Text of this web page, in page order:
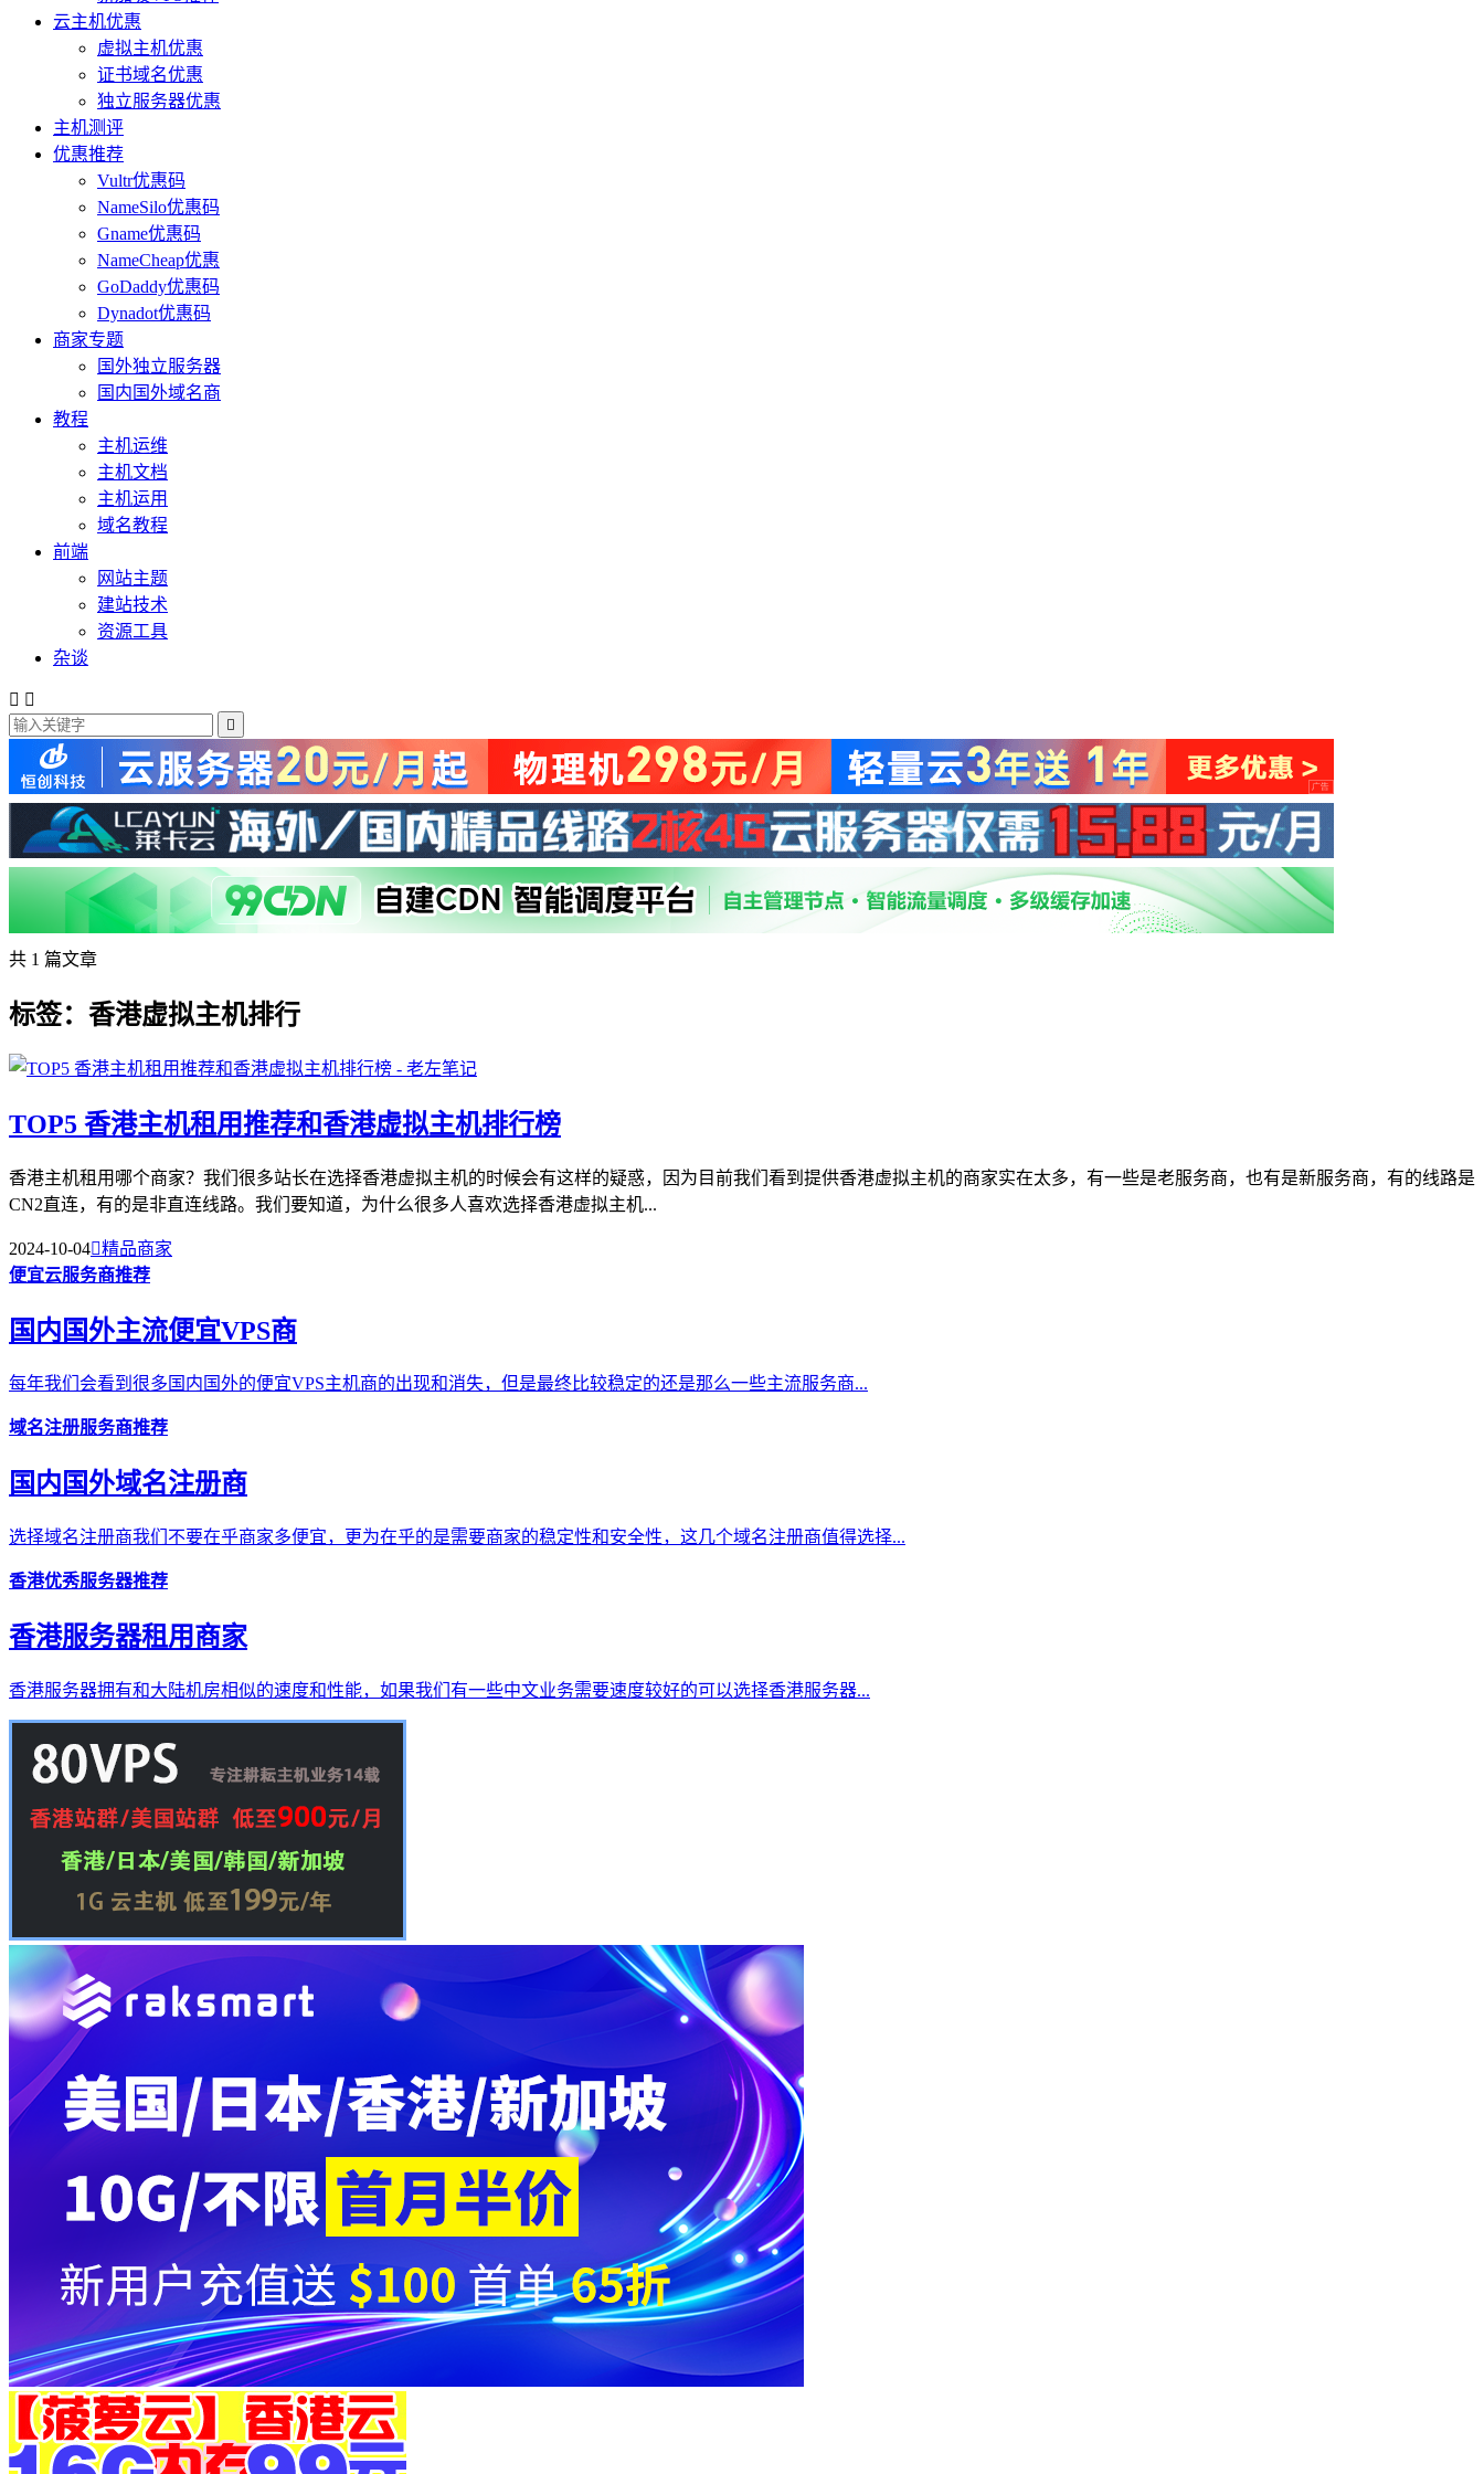
云主机优惠
虚拟主机优惠
证书域名优惠
独立服务器优惠
主机测评
优惠推荐
Vultr优惠码
NameSilo优惠码
Gname优惠码
NameCheap优惠
GoDaddy优惠码
Dynadot优惠码
商家专题
国外独立服务器
国内国外域名商
教程
主机运维
主机文档
主机运用
域名教程
前端
网站主题
建站技术
资源工具
杂谈
 

共 1 篇文章
标签：香港虚拟主机排行
TOP5 香港主机租用推荐和香港虚拟主机排行榜
香港主机租用哪个商家？我们很多站长在选择香港虚拟主机的时候会有这样的疑惑，因为目前我们看到提供香港虚拟主机的商家实在太多，有一些是老服务商，也有是新服务商，有的线路是
CN2直连，有的是非直连线路。我们要知道，为什么很多人喜欢选择香港虚拟主机...
2024-10-04精品商家
便宜云服务商推荐
国内国外主流便宜VPS商
每年我们会看到很多国内国外的便宜VPS主机商的出现和消失，但是最终比较稳定的还是那么一些主流服务商...
域名注册服务商推荐
国内国外域名注册商
选择域名注册商我们不要在乎商家多便宜，更为在乎的是需要商家的稳定性和安全性，这几个域名注册商值得选择...
香港优秀服务器推荐
香港服务器租用商家
香港服务器拥有和大陆机房相似的速度和性能，如果我们有一些中文业务需要速度较好的可以选择香港服务器...